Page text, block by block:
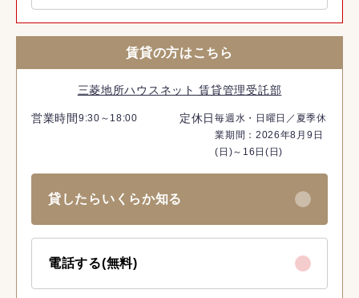
賃貸の方はこちら
三菱地所ハウスネット 賃貸管理受託部
営業時間 9:30～18:00 定休日毎週水・日曜日／夏季休
業期間：2026年8月9日
(日)～16日(日)
貸したらいくらか知る
電話する(無料)